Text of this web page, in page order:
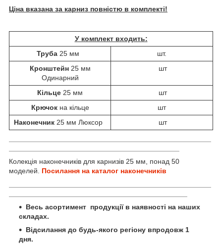
Ціна вказана за карниз повністю в комплекті!
У комплект входить:
Труба 25 мм
шт.
Кронштейн 25 мм
Одинарний
шт
Кільце 25 мм
шт
Крючок на кільце
шт
Наконечник 25 мм Люксор шт
Колекція наконечників для карнизів 25 мм, понад 50
моделей.
Посилання на каталог наконечників
Весь асортимент продукції в наявності на наших
складах.
Відсилання до будь-якого регіону впродовж 1
дня.